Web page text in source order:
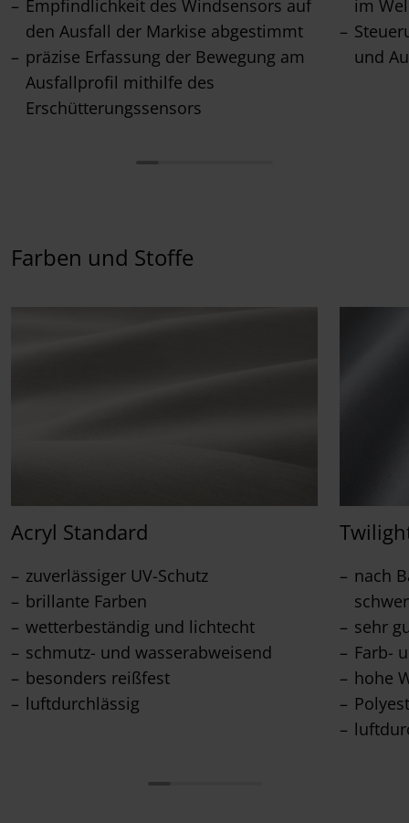
Empfindlichkeit des Windsensors auf
den Ausfall der Markise abgestimmt
präzise Erfassung der Bewegung am
Ausfallprofil mithilfe des
Erschütterungssensors
im
und
Farben und Stoffe
Acryl Standard
zuverlässiger UV-Schutz
brillante Farben
wetterbeständig und lichtecht
schmutz- und wasserabweisend
besonders reißfest
luftdurchlässig
nach
sehr
Farb-
hohe